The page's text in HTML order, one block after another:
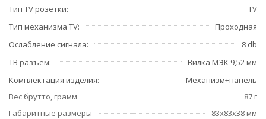
Тип TV розетки
TV
Тип механизма TV
Проходная
Ослабление сигнала
8 db
ТВ разъем
Вилка МЭК 9,52 мм
Комплектация изделия
Механизм+панель
Вес брутто, грамм
87 г
Габаритные размеры
83x83x38 мм